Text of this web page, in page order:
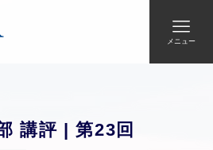
メニュー
講評 | 第23回